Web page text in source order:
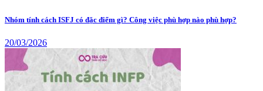
Nhóm tính cách ISFJ có đặc điểm gì? Công việc phù hợp nào phù hợp?
20/03/2026